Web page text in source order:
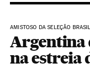
AMISTOSO DA SELEÇÃO
Argentina
na estreia